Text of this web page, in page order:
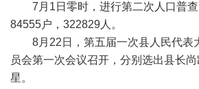
7月1日零时，进行第二次人口普查
84555户，322829人。
8月22日，第五届一次县人民代表
员会第一次会议召开，分别选出县长
星。